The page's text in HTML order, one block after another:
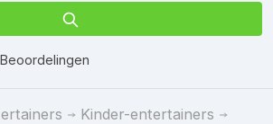
Beoordelingen
Kinder-entertainers